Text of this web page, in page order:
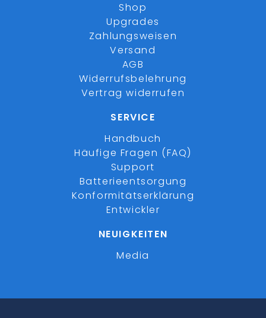
Shop
Upgrades
Zahlungsweisen
Versand
AGB
Widerrufsbelehrung
Vertrag widerrufen
SERVICE
Handbuch
Häufige Fragen (FAQ)
Support
Batterieentsorgung
Konformitätserklärung
Entwickler
NEUIGKEITEN
Media